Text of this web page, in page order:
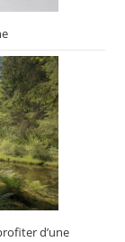
d’une